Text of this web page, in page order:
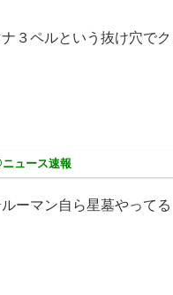
３ペルという抜け穴で
ュース速報
ーマン自ら星墓やってる